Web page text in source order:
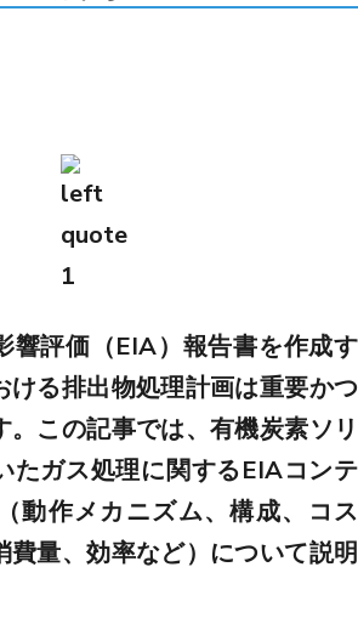
響評価（EIA）報告書を作成す
ける排出物処理計画は重要かつ
。この記事では、有機炭素ソリ
たガス処理に関するEIAコンテ
動作メカニズム、構成、コス
費量、効率など）について説明